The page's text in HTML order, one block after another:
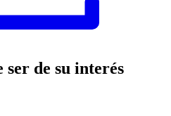
ser de su interés